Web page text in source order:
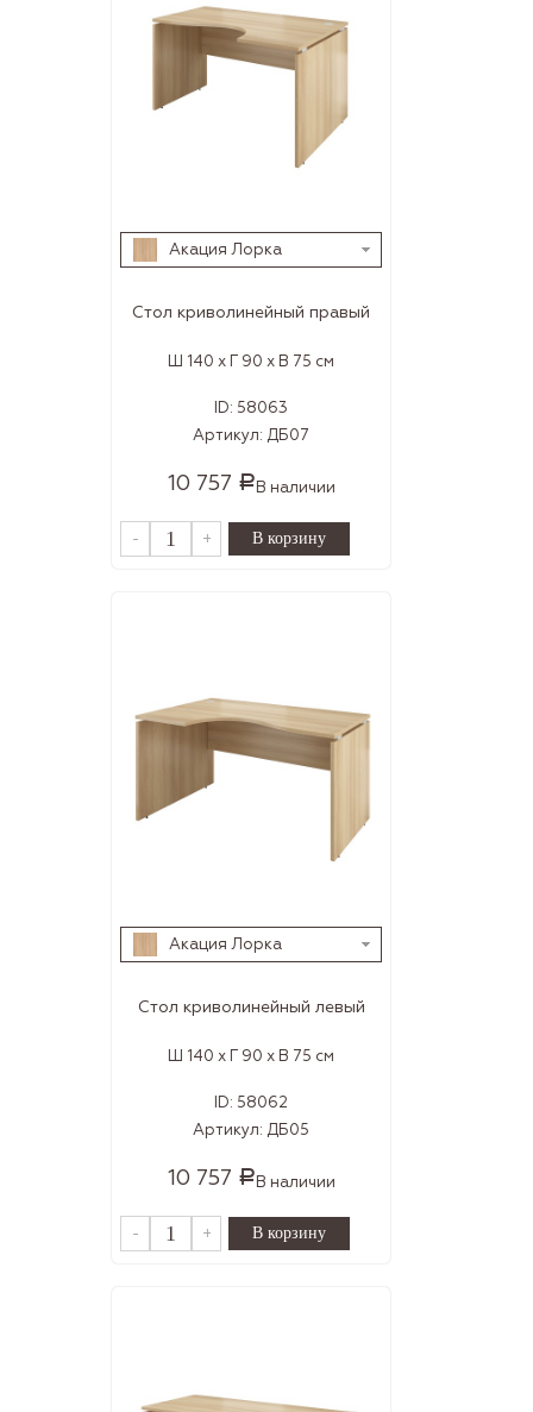
Акация Лорка
Стол криволинейный правый
Ш 140 x Г 90 x В 75 см
ID: 58063
Артикул: ДБ07
10 757 Р В наличии
- +
Акация Лорка
Стол криволинейный левый
Ш 140 x Г 90 x В 75 см
ID: 58062
Артикул: ДБ05
10 757 Р В наличии
- +